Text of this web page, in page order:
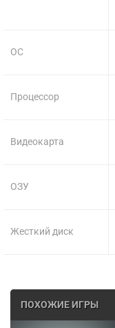
ОС
Процессор
Видеокарта
ОЗУ
Жесткий диск
ПОХОЖИЕ ИГРЫ